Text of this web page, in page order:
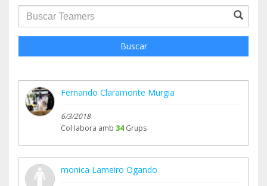
groupProfile.searchForm.search.text???
Buscar
Fernando Claramonte Murgia
6/3/2018
Col·labora amb 34 Grups
monica Lameiro Ogando